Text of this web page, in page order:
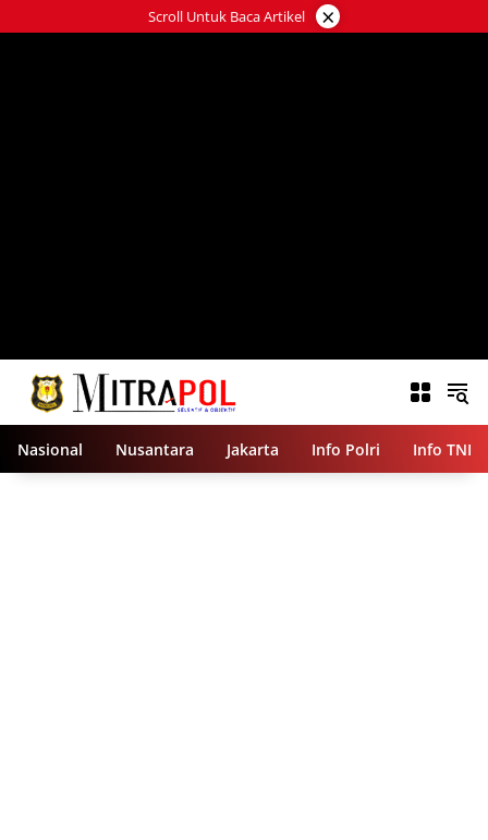
ke
Scroll Untuk Baca Artikel ×
Nasional Nusantara Jakarta Info Polri Info TNI